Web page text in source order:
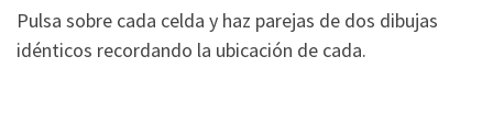
Pulsa sobre cada celda y haz parejas de dos dibujas
idénticos recordando la ubicación de cada.